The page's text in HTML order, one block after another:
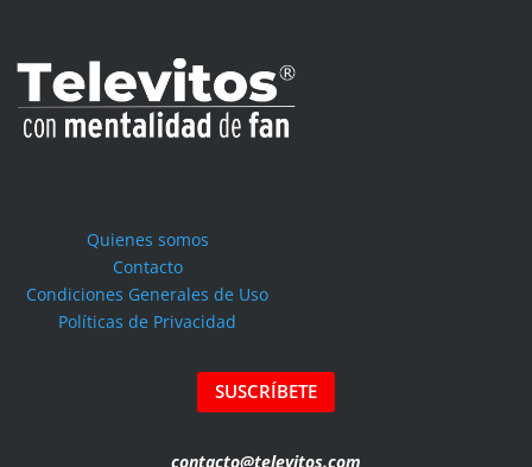
Quienes somos
Contacto
Condiciones Generales de Uso
Políticas de Privacidad
SUSCRÍBETE
contacto@televitos.com